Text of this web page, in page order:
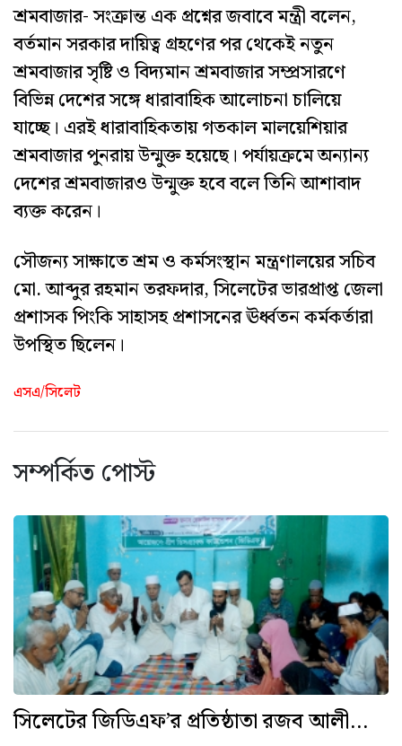
শ্রমবাজার- সংক্রান্ত এক প্রশ্নের জবাবে মন্ত্রী বলেন,
বর্তমান সরকার দায়িত্ব গ্রহণের পর থেকেই নতুন
শ্রমবাজার সৃষ্টি ও বিদ্যমান শ্রমবাজার সম্প্রসারণে
বিভিন্ন দেশের সঙ্গে ধারাবাহিক আলোচনা চালিয়ে
যাচ্ছে। এরই ধারাবাহিকতায় গতকাল মালয়েশিয়ার
শ্রমবাজার পুনরায় উন্মুক্ত হয়েছে। পর্যায়ক্রমে অন্যান্য
দেশের শ্রমবাজারও উন্মুক্ত হবে বলে তিনি আশাবাদ
ব্যক্ত করেন।
সৌজন্য সাক্ষাতে শ্রম ও কর্মসংস্থান মন্ত্রণালয়ের সচিব
মো. আব্দুর রহমান তরফদার, সিলেটের ভারপ্রাপ্ত জেলা
প্রশাসক পিংকি সাহাসহ প্রশাসনের ঊর্ধ্বতন কর্মকর্তারা
উপস্থিত ছিলেন।
এসএ/সিলেট
সম্পর্কিত পোস্ট
সিলেটের জিডিএফ’র প্রতিষ্ঠাতা রজব আলী...